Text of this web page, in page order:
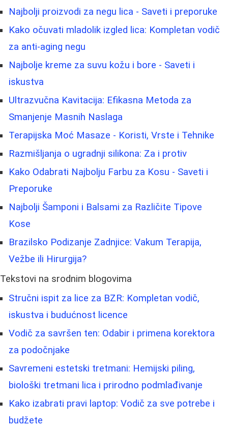
Najbolji proizvodi za negu lica - Saveti i preporuke
Kako očuvati mladolik izgled lica: Kompletan vodič
za anti-aging negu
Najbolje kreme za suvu kožu i bore - Saveti i
iskustva
Ultrazvučna Kavitacija: Efikasna Metoda za
Smanjenje Masnih Naslaga
Terapijska Moć Masaze - Koristi, Vrste i Tehnike
Razmišljanja o ugradnji silikona: Za i protiv
Kako Odabrati Najbolju Farbu za Kosu - Saveti i
Preporuke
Najbolji Šamponi i Balsami za Različite Tipove
Kose
Brazilsko Podizanje Zadnjice: Vakum Terapija,
Vežbe ili Hirurgija?
Tekstovi na srodnim blogovima
Stručni ispit za lice za BZR: Kompletan vodič,
iskustva i budućnost licence
Vodič za savršen ten: Odabir i primena korektora
za podočnjake
Savremeni estetski tretmani: Hemijski piling,
biološki tretmani lica i prirodno podmlađivanje
Kako izabrati pravi laptop: Vodič za sve potrebe i
budžete